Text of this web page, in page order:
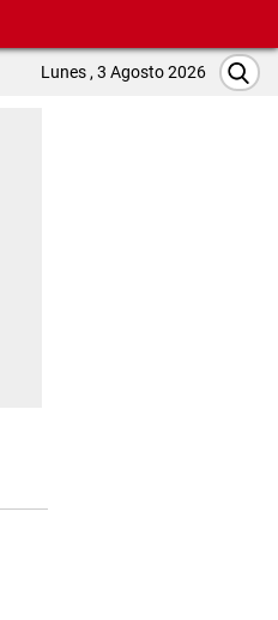
Lunes , 3 Agosto 2026